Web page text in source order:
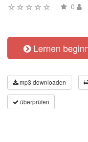
0
Lernen
mp3 downloaden
überprüfen